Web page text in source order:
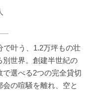
で叶う、1.2万坪もの壮
別世界。創建半世紀の
で選べる2つの完全貸切
の喧騒を離れ、空と